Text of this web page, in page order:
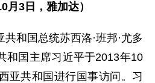
月3日，雅加达）
和国总统苏西洛·班邦·尤多
和国主席习近平于2013年10
亚共和国进行国事访问。习